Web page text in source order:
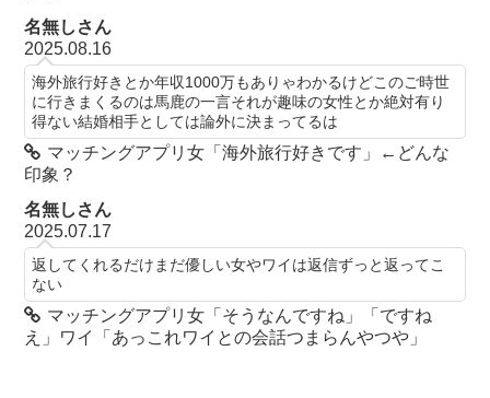
名無しさん
2025.08.16
海外旅行好きとか年収1000万もありゃわかるけどこのご時世
に行きまくるのは馬鹿の一言それが趣味の女性とか絶対有り
得ない結婚相手としては論外に決まってるは
マッチングアプリ女「海外旅行好きです」←どんな
印象？
名無しさん
2025.07.17
返してくれるだけまだ優しい女やワイは返信ずっと返ってこ
ない
マッチングアプリ女「そうなんですね」「ですね
え」ワイ「あっこれワイとの会話つまらんやつや」